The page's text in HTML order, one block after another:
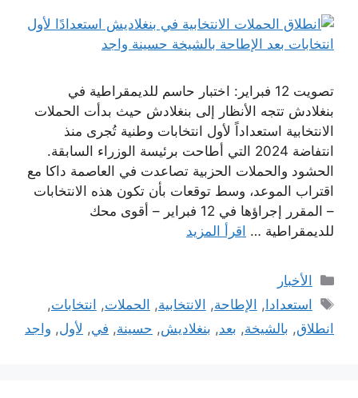
تصويت 12 فبراير: اختبار حاسم للديمقراطية في
بنغلادش تتجه الأنظار إلى بنغلادش حيث بدأت الحملات
الانتخابية استعداداً لأول انتخابات وطنية تُجرى منذ
انتفاضة 2024 التي أطاحت برئيسة الوزراء السابقة.
الحشود والحملات الحزبية تصاعدت في العاصمة داكا مع
اقتراب الموعد، وسط توقعات بأن تكون هذه الانتخابات
– المقرر إجراؤها في 12 فبراير – أقوى محك
للديمقراطية … اقرأ المزيد
التصنيفات
الأخبار
الوسوم
استعدادا, الإطاحة, الانتخابية, الحملات, انتخابات,
انطلاق, بالشيخة, بعد, بنغلاديش, حسينة, في, لأول, واجد